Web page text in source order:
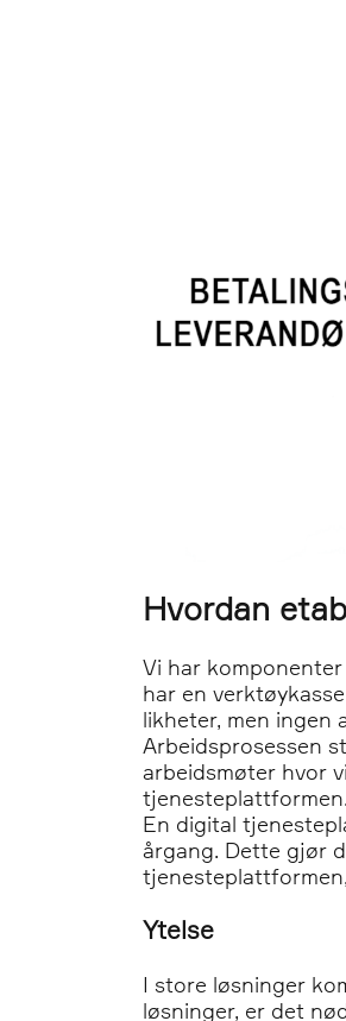
Hvordan
Vi har
har en
likheter, men ingen
Arbeidsprosessen
arbeidsmøter hvor
En digital
årgang. Dette gjør
Ytelse
I store løsninger
løsninger, er det